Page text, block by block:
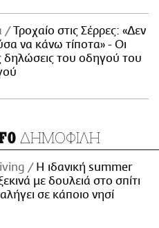
Τροχαίο στις Σέρρες: «Δεν
να κάνω τίποτα» - Οι
δηλώσεις του οδηγού του
ΔΗΜΟΦΙΛΗ
Η ιδανική summer
με δουλειά στο σπίτι
σε κάποιο νησί